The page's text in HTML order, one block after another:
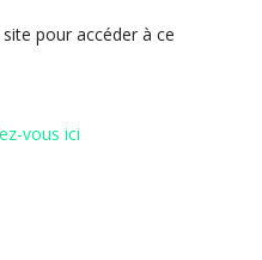
pour accéder à ce
vous ici